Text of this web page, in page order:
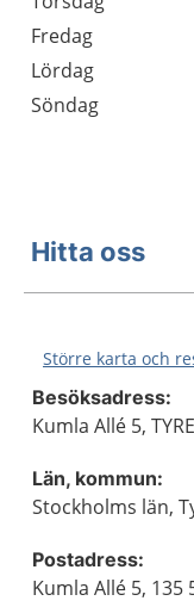
Fredag
Lördag
Söndag
Hitta oss
Större karta och
Besöksadress:
Kumla Allé 5,
Län, kommun:
Stockholms län,
Postadress:
Kumla Allé 5, 135